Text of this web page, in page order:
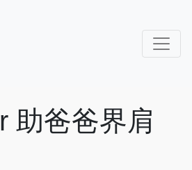
助爸爸界肩